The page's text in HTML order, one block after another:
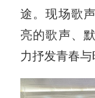
途。现场歌
亮的歌声、
力抒发青春与